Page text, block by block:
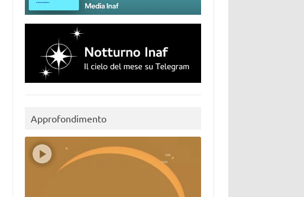
Approfondimento